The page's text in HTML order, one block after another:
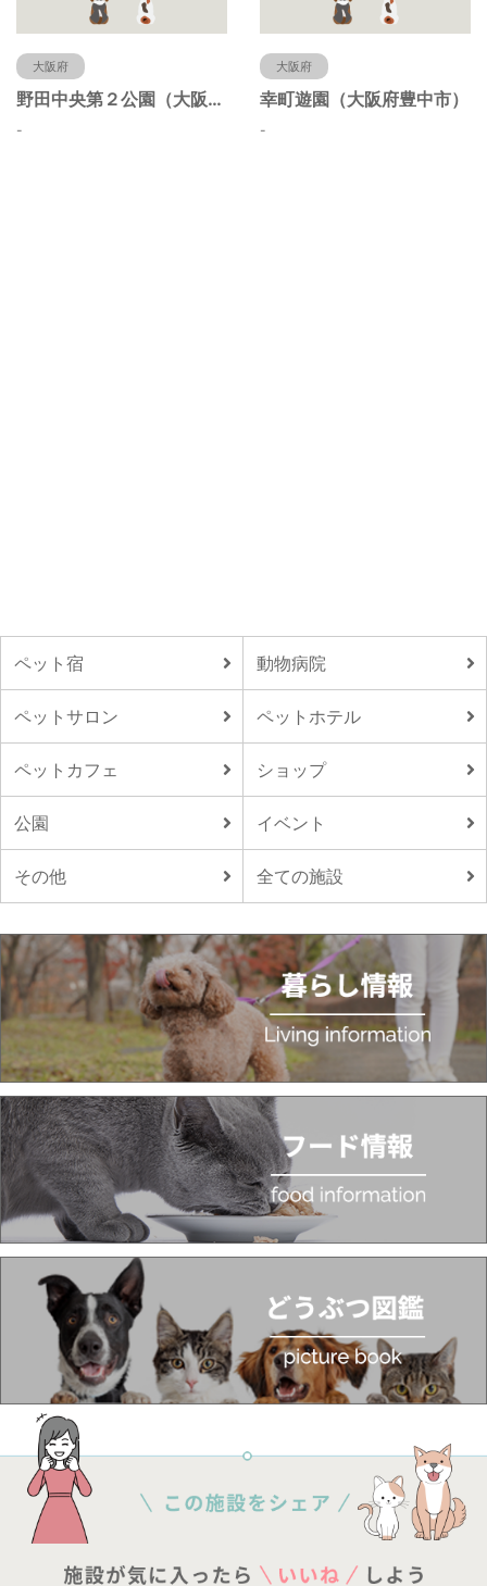
大阪府
野田中央第２公園（大阪府豊中市）
-
大阪府
幸町遊園（大阪府豊中市）
-
ペット宿 動物病院
ペットサロン ペットホテル
ペットカフェ ショップ
公園 イベント
その他 全ての施設